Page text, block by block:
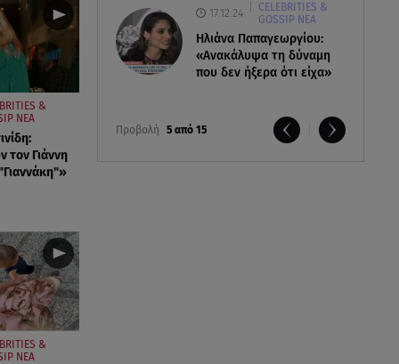
17.12.24
CELEBRITIES &
GOSSIP ΝΕΑ
Ηλιάνα Παπαγεωργίου:
«Ανακάλυψα τη δύναμη
που δεν ήξερα ότι είχα»
Προβολή 5 από 15
&
ΝΕΑ
τον Γιάννη
&
ΝΕΑ